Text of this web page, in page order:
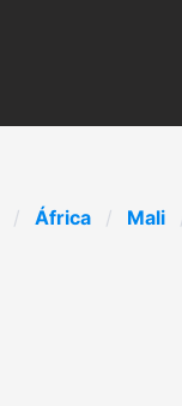
África Mali